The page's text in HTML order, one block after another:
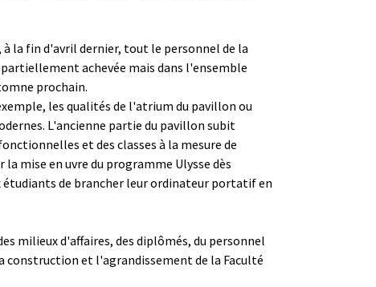
la fin d'avril dernier, tout le personnel de la
achevée mais dans l'ensemble
prochain.
les qualités de l'atrium du pavillon ou
L'ancienne partie du pavillon subit
et des classes à la mesure de
mise en uvre du programme Ulysse dès
de brancher leur ordinateur portatif en
milieux d'affaires, des diplômés, du personnel
construction et l'agrandissement de la Faculté